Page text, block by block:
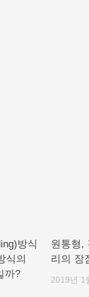
방식
식의
까?
원통형,
리의 장
2019년 1